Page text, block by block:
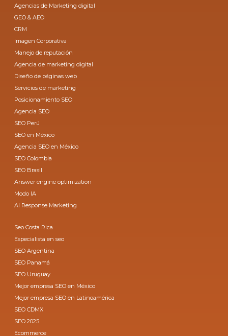
Agencias de Marketing digital
GEO & AEO
CRM
Imagen Corporativa
Manejo de reputación
Agencia de marketing digital
Diseño de páginas web
Servicios de marketing
Posicionamiento SEO
Agencia SEO
SEO Perú
SEO en México
Agencia SEO en México
SEO Colombia
SEO Brasil
Answer engine optimization
Modo IA
AI Response Marketing
Seo Costa Rica
Especialista en seo
SEO Argentina
SEO Panamá
SEO Uruguay
Mejor empresa SEO en México
Mejor empresa SEO en Latinoamérica
SEO CDMX
SEO 2025
Ecommerce